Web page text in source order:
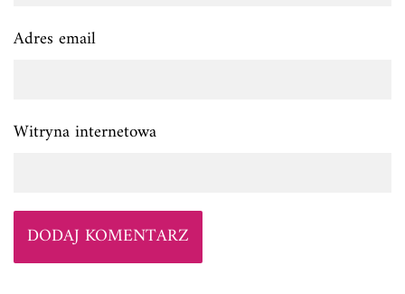
Adres email
Witryna internetowa